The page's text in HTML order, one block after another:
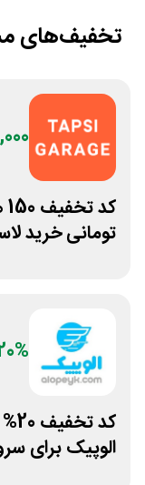
تخفیف‌های
تومانی خرید
کد تخفیف 20%
الوپیک برای